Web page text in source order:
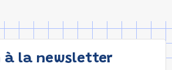
à la newsletter